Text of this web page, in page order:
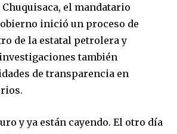
el mandatario
inició un proceso de
de la estatal petrolera y
también
de transparencia en
y ya están cayendo. El otro día